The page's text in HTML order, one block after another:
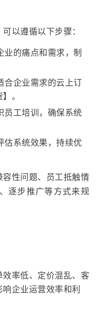
以遵循以下步骤：
的痛点和需求，制
企业需求的云上订
。
工培训，确保系统
系统效果，持续优
性问题、员工抵触情
逐步推广等方式来规
率低、定价混乱、客
企业运营效率和利